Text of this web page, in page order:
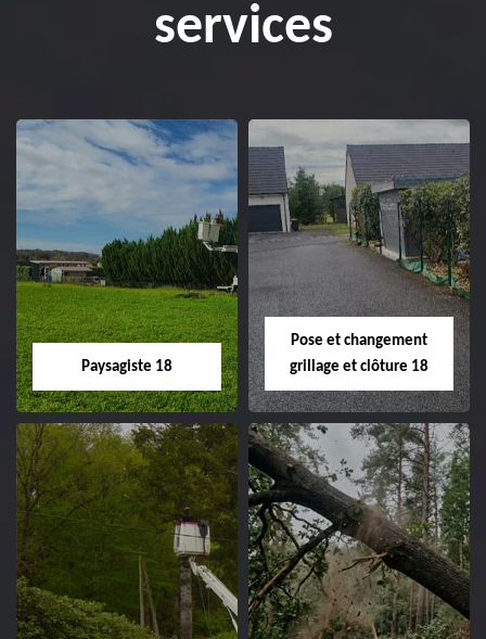
services
Paysagiste 18
Paysagiste 18
Artisan paysagiste 18
Cher tel: 02.52.56.49.40
Pose et changement
grillage et clôture 18
Pose et
changement
grillage et clôture
18